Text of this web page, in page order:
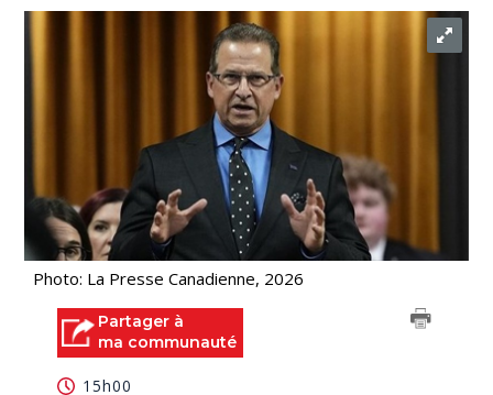
Photo: La Presse Canadienne, 2026
Partager à
ma communauté
15h00